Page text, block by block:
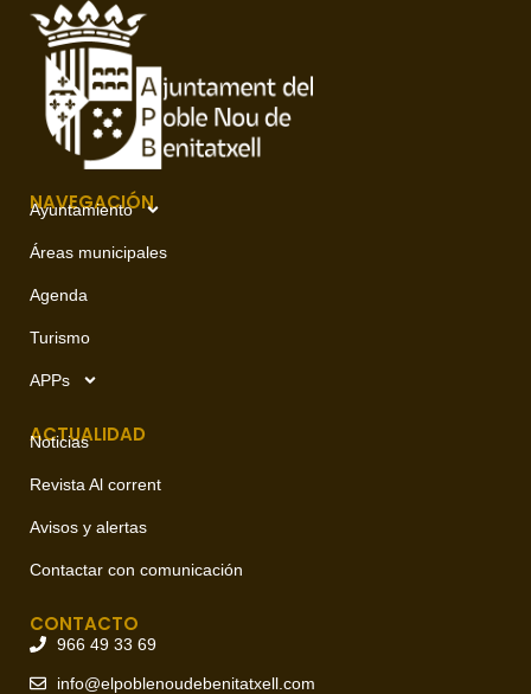
NAVEGACIÓN
Ayuntamiento
Áreas municipales
Agenda
Turismo
APPs
ACTUALIDAD
Noticias
Revista Al corrent
Avisos y alertas
Contactar con comunicación
CONTACTO
966 49 33 69
info@elpoblenoudebenitatxell.com